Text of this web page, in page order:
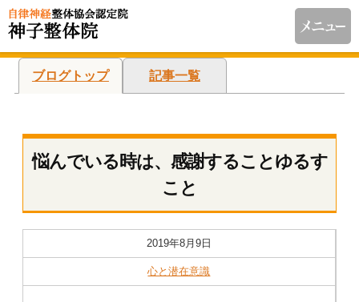
ブログトップ 記事一覧
悩んでいる時は、感謝することゆるす
こと
2019年8月9日
心と潜在意識